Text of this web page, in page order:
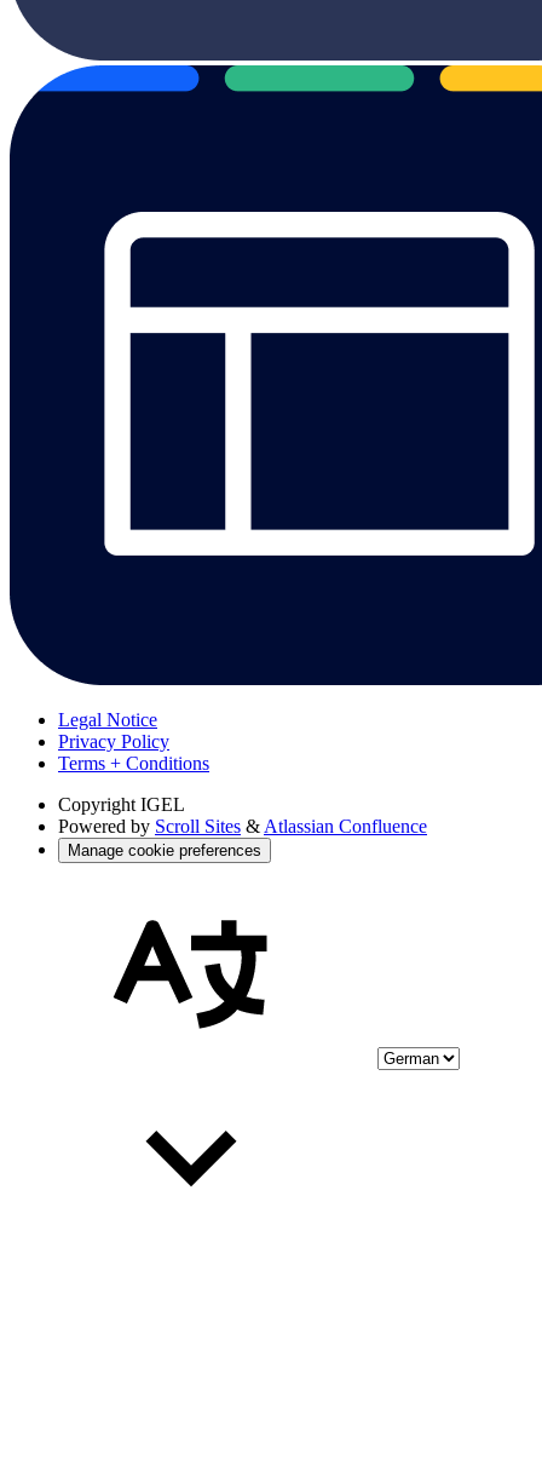
Legal Notice
Privacy Policy
Terms + Conditions
Copyright IGEL
Powered by Scroll Sites & Atlassian Confluence
Manage cookie preferences